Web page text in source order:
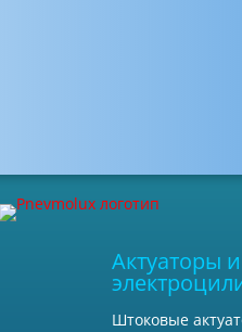
Актуаторы и
Штоковые